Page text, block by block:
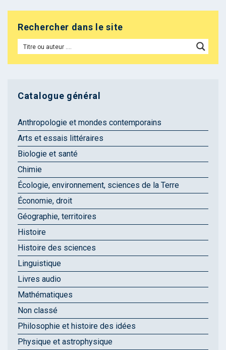
Rechercher dans le site
Catalogue général
Anthropologie et mondes contemporains
Arts et essais littéraires
Biologie et santé
Chimie
Écologie, environnement, sciences de la Terre
Économie, droit
Géographie, territoires
Histoire
Histoire des sciences
Linguistique
Livres audio
Mathématiques
Non classé
Philosophie et histoire des idées
Physique et astrophysique